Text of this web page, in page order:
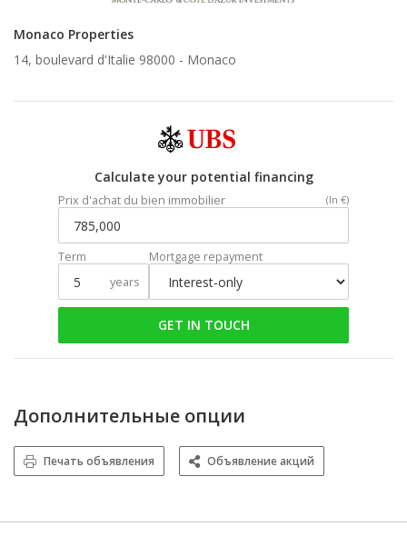
Monaco Properties
14, boulevard d'Italie 98000 - Monaco
Calculate your potential financing
Prix d'achat du bien immobilier (In €)
Term
years
Mortgage repayment
GET IN TOUCH
Дополнительные опции
Печать объявления Объявление акций